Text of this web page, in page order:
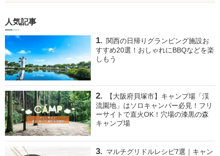
人気記事
関西の日帰りグランピング施設お
すすめ20選！おしゃれにBBQなどを楽
しもう
【大阪府貝塚市】キャンプ場「渓
流園地」はソロキャンパー必見！フリ
ーサイトで直火OK！穴場の漆黒の森
キャンプ場
マルチグリドルレシピ7選｜キャン